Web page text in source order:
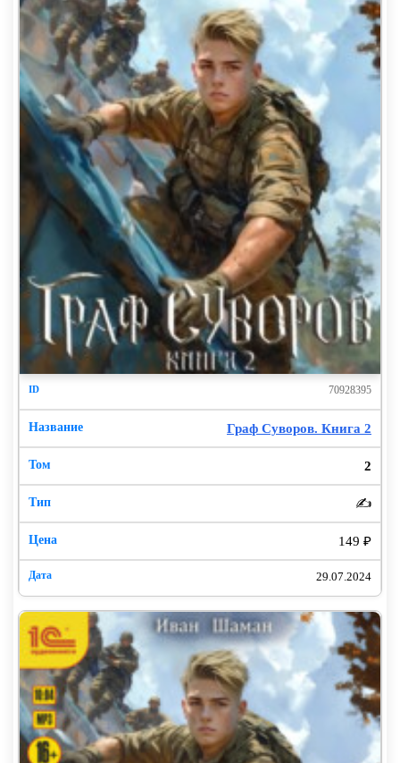
70928395
Граф Суворов. Книга 2
2
✍️
149 ₽
29.07.2024